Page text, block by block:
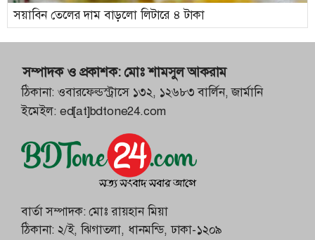
সয়াবিন তেলের দাম বাড়লো লিটারে ৪ টাকা
সম্পাদক ও প্রকাশক: মোঃ শামসুল আকরাম
ঠিকানা: ওবারফেল্ডস্ট্রাসে ১৩২, ১২৬৮৩ বার্লিন, জার্মানি
ইমেইল: ed[at]bdtone24.com
বার্তা সম্পাদক: মোঃ রায়হান মিয়া
ঠিকানা: ২/ই, ঝিগাতলা, ধানমন্ডি, ঢাকা-১২০৯